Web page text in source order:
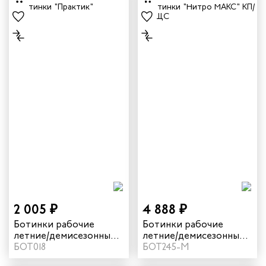
2 005 ₽
Ботинки рабочие
летние/демисезонные
"Практик" цвет черный
БОТ018
4 888 ₽
Ботинки рабочие
летние/демисезонные
"Нитро МАКС" с КП/КС
КЩС цвет черный
БОТ245-М